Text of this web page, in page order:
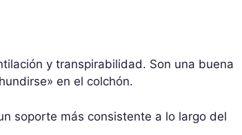
y transpirabilidad. Son una buena
en el colchón.
soporte más consistente a lo largo del